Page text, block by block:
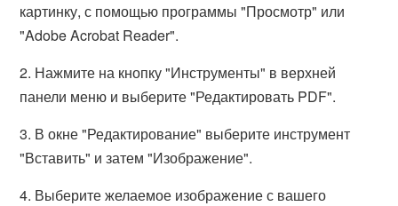
картинку, с помощью программы "Просмотр" или
"Adobe Acrobat Reader".
2. Нажмите на кнопку "Инструменты" в верхней
панели меню и выберите "Редактировать PDF".
3. В окне "Редактирование" выберите инструмент
"Вставить" и затем "Изображение".
4. Выберите желаемое изображение с вашего